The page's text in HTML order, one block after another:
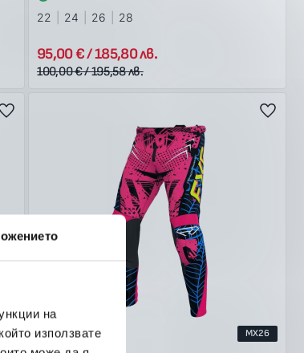
на
използвате
22
24 26 28
95,00 € / 185,80 лв.
100,00 € / 195,58 лв.
-5%
MX26